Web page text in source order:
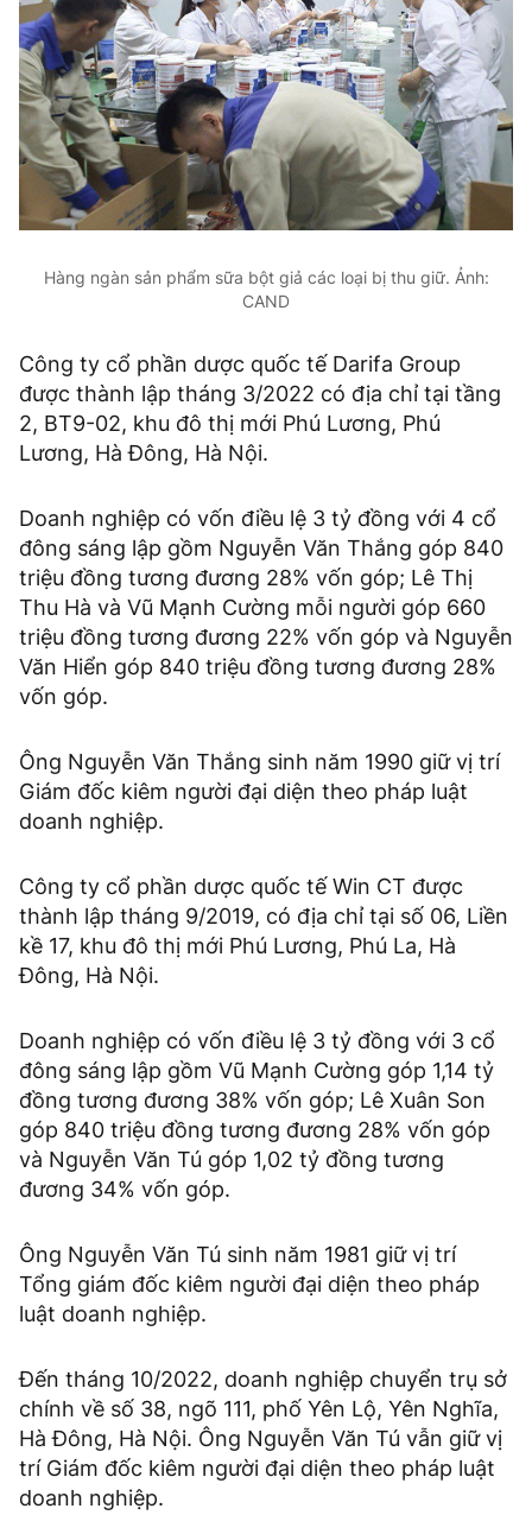
Hàng ngàn sản phẩm sữa bột giả các loại bị thu giữ. Ảnh:
CAND
Công ty cổ phần dược quốc tế Darifa Group
được thành lập tháng 3/2022 có địa chỉ tại tầng
2, BT9-02, khu đô thị mới Phú Lương, Phú
Lương, Hà Đông, Hà Nội.
Doanh nghiệp có vốn điều lệ 3 tỷ đồng với 4 cổ
đông sáng lập gồm Nguyễn Văn Thắng góp 840
triệu đồng tương đương 28% vốn góp; Lê Thị
Thu Hà và Vũ Mạnh Cường mỗi người góp 660
triệu đồng tương đương 22% vốn góp và Nguyễn
Văn Hiển góp 840 triệu đồng tương đương 28%
vốn góp.
Ông Nguyễn Văn Thắng sinh năm 1990 giữ vị trí
Giám đốc kiêm người đại diện theo pháp luật
doanh nghiệp.
Công ty cổ phần dược quốc tế Win CT được
thành lập tháng 9/2019, có địa chỉ tại số 06, Liền
kề 17, khu đô thị mới Phú Lương, Phú La, Hà
Đông, Hà Nội.
Doanh nghiệp có vốn điều lệ 3 tỷ đồng với 3 cổ
đông sáng lập gồm Vũ Mạnh Cường góp 1,14 tỷ
đồng tương đương 38% vốn góp; Lê Xuân Son
góp 840 triệu đồng tương đương 28% vốn góp
và Nguyễn Văn Tú góp 1,02 tỷ đồng tương
đương 34% vốn góp.
Ông Nguyễn Văn Tú sinh năm 1981 giữ vị trí
Tổng giám đốc kiêm người đại diện theo pháp
luật doanh nghiệp.
Đến tháng 10/2022, doanh nghiệp chuyển trụ sở
chính về số 38, ngõ 111, phố Yên Lộ, Yên Nghĩa,
Hà Đông, Hà Nội. Ông Nguyễn Văn Tú vẫn giữ vị
trí Giám đốc kiêm người đại diện theo pháp luật
doanh nghiệp.